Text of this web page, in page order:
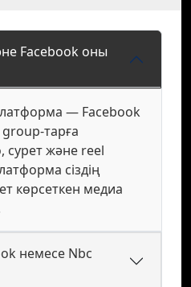
Facebook оны
— Facebook
тарға
сурет және reel
сіздің
көрсеткен медиа
немесе Nbc